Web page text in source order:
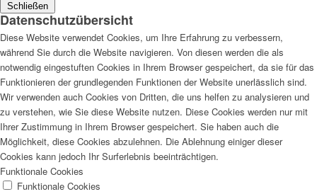
Schließen
Datenschutzübersicht
Diese Website verwendet Cookies, um Ihre Erfahrung zu verbessern,
während Sie durch die Website navigieren. Von diesen werden die als
notwendig eingestuften Cookies in Ihrem Browser gespeichert, da sie für das
Funktionieren der grundlegenden Funktionen der Website unerlässlich sind.
Wir verwenden auch Cookies von Dritten, die uns helfen zu analysieren und
zu verstehen, wie Sie diese Website nutzen. Diese Cookies werden nur mit
Ihrer Zustimmung in Ihrem Browser gespeichert. Sie haben auch die
Möglichkeit, diese Cookies abzulehnen. Die Ablehnung einiger dieser
Cookies kann jedoch Ihr Surferlebnis beeinträchtigen.
Funktionale Cookies
Funktionale Cookies